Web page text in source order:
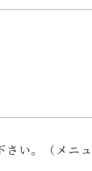
い。（メニ